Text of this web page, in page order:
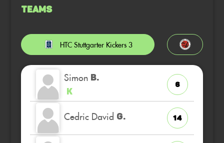
Teams
HTC Stuttgarter Kickers 3
Simon B.
K
6
Cedric David G. 14